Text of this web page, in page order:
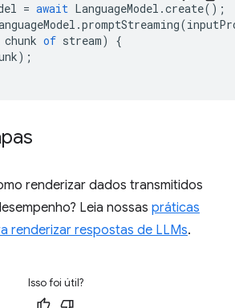
= await LanguageModel .create();
.promptStreaming(
chunk of stream)
{
);
renderizar dados transmitidos
Leia nossas práticas
renderizar respostas de LLMs.
Isso foi útil?